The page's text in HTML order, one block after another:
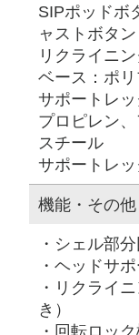
SIPポッドボ
ャストボタ
リクライニ
ベース：ポ
サポートレ
プロピレン
スチール
サポートレ
機能・その他
・シェル部
・ヘッドサ
・リクライ
き）
・回転ロッ